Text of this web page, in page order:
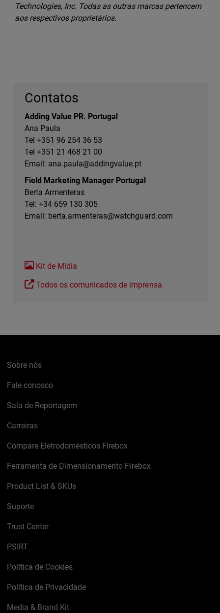
Technologies, Inc. Todas as outras marcas pertencem
aos respectivos proprietários.
Contatos
Adding Value PR. Portugal
Ana Paula
Tel +351 96 254 36 53
Tel +351 21 468 21 00
Email: ana.paula@addingvalue.pt
Field Marketing Manager Portugal
Berta Armenteras
Tel: +34 659 130 305
Email: berta.armenteras@watchguard.com
Kit de Mídia
Todos os comunicados de imprensa
Sobre nós
Fale conosco
Sala de Reportagem
Carreiras
Compare Eletrodomésticos Firebox
Ferramenta de Dimensionamento Firebox
Product List & SKUs
Suporte
Trust Center
PSIRT
Política de Cookies
Política de Privacidade
Media & Brand Kit